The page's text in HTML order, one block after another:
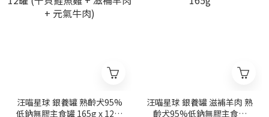
汪喵星球 銀養罐 熟齡犬95%
低鈉無膠主食罐 165g x 12罐
汪喵星球 銀養罐 滋補羊肉 熟
齡犬95%低鈉無膠主食罐